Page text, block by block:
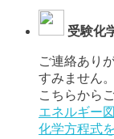
受験化
ご連絡あり
すみません
こちらから
エネルギー
化学方程式